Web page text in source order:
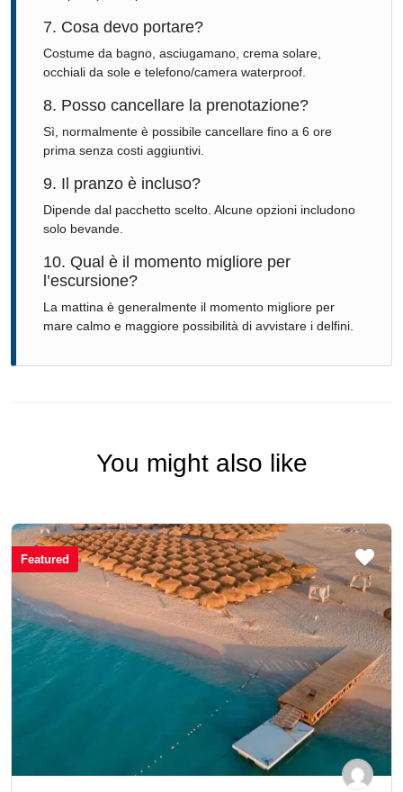
7. Cosa devo portare?
Costume da bagno, asciugamano, crema solare,
occhiali da sole e telefono/camera waterproof.
8. Posso cancellare la prenotazione?
Sì, normalmente è possibile cancellare fino a 6 ore
prima senza costi aggiuntivi.
9. Il pranzo è incluso?
Dipende dal pacchetto scelto. Alcune opzioni includono
solo bevande.
10. Qual è il momento migliore per
l’escursione?
La mattina è generalmente il momento migliore per
mare calmo e maggiore possibilità di avvistare i delfini.
You might also like
Featured